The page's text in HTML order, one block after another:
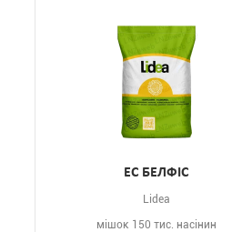
ЕС БЕЛФІС
Lidea
мішок 150 тис. насінин